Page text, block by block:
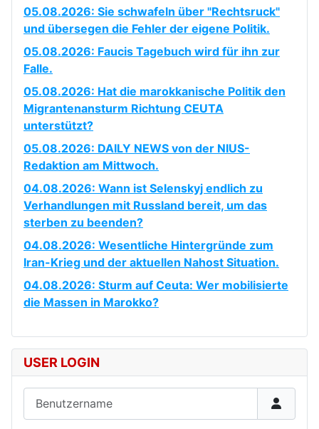
05.08.2026: Sie schwafeln über "Rechtsruck"
und übersegen die Fehler der eigene Politik.
05.08.2026: Faucis Tagebuch wird für ihn zur
Falle.
05.08.2026: Hat die marokkanische Politik den
Migrantenansturm Richtung CEUTA
unterstützt?
05.08.2026: DAILY NEWS von der NIUS-
Redaktion am Mittwoch.
04.08.2026: Wann ist Selenskyj endlich zu
Verhandlungen mit Russland bereit, um das
sterben zu beenden?
04.08.2026: Wesentliche Hintergründe zum
Iran-Krieg und der aktuellen Nahost Situation.
04.08.2026: Sturm auf Ceuta: Wer mobilisierte
die Massen in Marokko?
USER LOGIN